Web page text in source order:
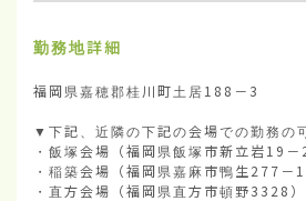
勤務地詳細
福岡県嘉穂郡桂川町土居188－3
▼下記、近隣の下記の会場での勤務の
・飯塚会場（福岡県飯塚市新立岩19－2
・稲築会場（福岡県嘉麻市鴨生277－
・直方会場（福岡県直方市頓野3328）